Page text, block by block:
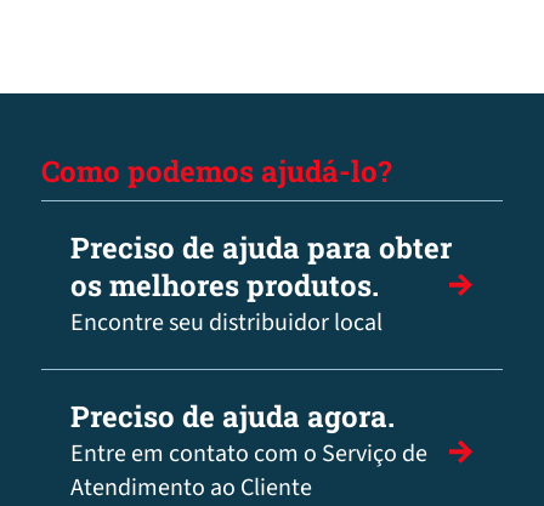
Como podemos ajudá-lo?
Preciso de ajuda para obter
os melhores produtos.
Encontre seu distribuidor local
Preciso de ajuda agora.
Entre em contato com o Serviço de
Atendimento ao Cliente